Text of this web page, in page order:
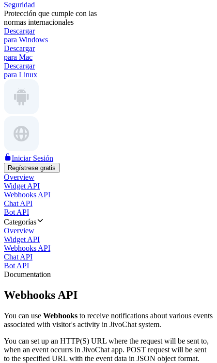
Seguridad
Protección que cumple con las
normas internacionales
Descargar
para Windows
Descargar
para Mac
Descargar
para Linux
Iniciar Sesión
Regístrese gratis
Overview
Widget API
Webhooks API
Chat API
Bot API
Categorías
Overview
Widget API
Webhooks API
Chat API
Bot API
Documentation
Webhooks API
You can use Webhooks to receive notifications about various events
associated with visitor's activity in JivoChat system.
You can set up an HTTP(S) URL where the request will be sent to,
when an event occurrs in JivoChat app. POST request will be sent
to the specified URL with the event data in JSON object format.